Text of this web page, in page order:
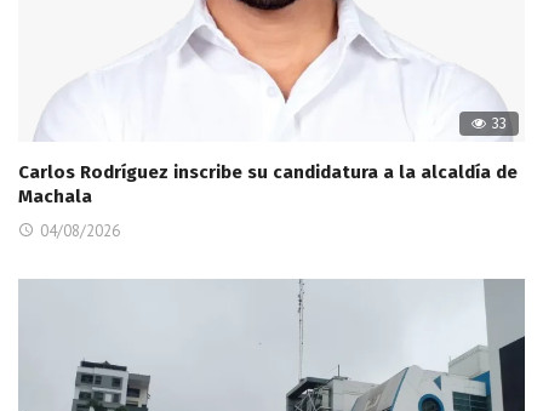
33
Carlos Rodríguez inscribe su candidatura a la alcaldía de
Machala
04/08/2026